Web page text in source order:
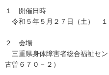
１ 開催日時
令和５年５月２７日（土） １
２ 会場
三重県身体障害者総合福祉セ
古曽６７０－２）